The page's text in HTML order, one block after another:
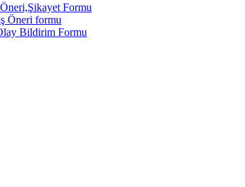
Formu
Öneri formu
Bildirim Formu